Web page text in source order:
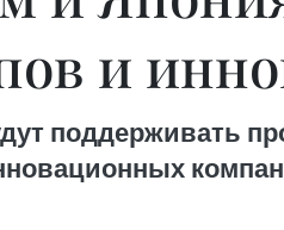
и
поддерживать